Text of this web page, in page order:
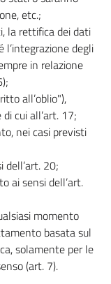
etc.;
la rettifica dei dati
l’integrazione degli
in relazione
all’oblio"),
cui all’art. 17;
nei casi previsti
dell’art. 20;
ai sensi dell’art.
momento
basata sul
solamente per le
(art. 7).